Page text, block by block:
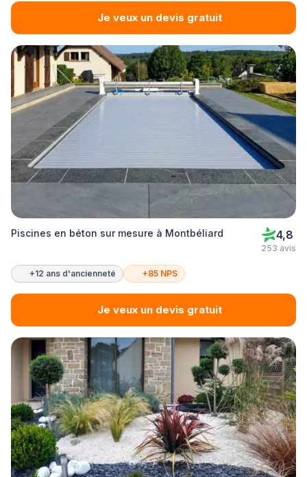
Je veux un devis gratuit
Piscines en béton sur mesure à Montbéliard 4,8
253 avis
+12 ans d'ancienneté +85 NPS
Je veux un devis gratuit